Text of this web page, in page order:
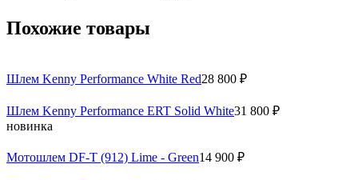
Похожие товары
Шлем Kenny Performance White Red28 800 ₽
Шлем Kenny Performance ERT Solid White31 800 ₽
новинка
Мотошлем DF-T (912) Lime - Green14 900 ₽